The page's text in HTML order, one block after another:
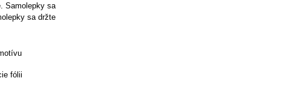
Samolepky sa
sa držte
fólii